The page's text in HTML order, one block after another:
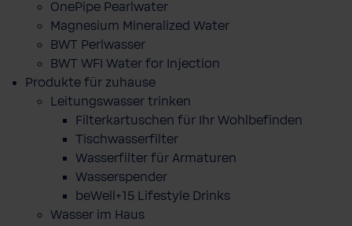
OnePipe Pearlwater
Magnesium Mineralized Water
BWT Perlwasser
BWT WFI Water for Injection
Produkte für zuhause
Leitungswasser trinken
Filterkartuschen für Ihr Wohlbefinden
Tischwasserfilter
Wasserfilter für Armaturen
Wasserspender
beWell+15 Lifestyle Drinks
Wasser im Haus